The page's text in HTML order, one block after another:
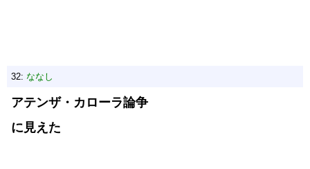
32: ななし
アテンザ・カローラ論争
に見えた